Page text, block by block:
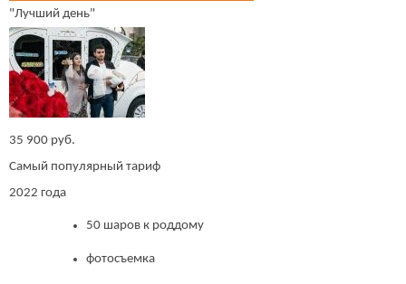
"Лучший день"
35 900 руб.
Самый популярный тариф
2022 года
50 шаров к роддому
фотосъемка